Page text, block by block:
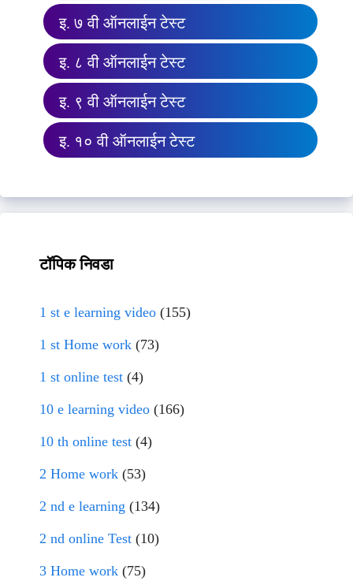
इ. ७ वी ऑनलाईन टेस्ट
इ. ८ वी ऑनलाईन टेस्ट
इ. ९ वी ऑनलाईन टेस्ट
इ. १० वी ऑनलाईन टेस्ट
टॉपिक निवडा
1 st e learning video (155)
1 st Home work (73)
1 st online test (4)
10 e learning video (166)
10 th online test (4)
2 Home work (53)
2 nd e learning (134)
2 nd online Test (10)
3 Home work (75)